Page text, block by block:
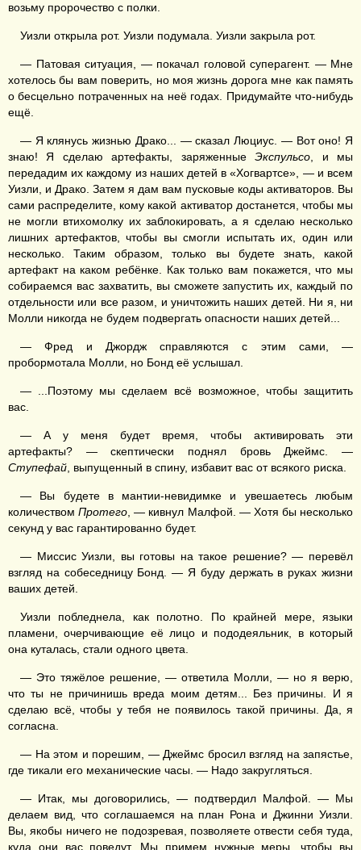
возьму пророчество с полки.
Уизли открыла рот. Уизли подумала. Уизли закрыла рот.
— Патовая ситуация, — покачал головой суперагент. — Мне
хотелось бы вам поверить, но моя жизнь дорога мне как память
о бесцельно потраченных на неё годах. Придумайте что-нибудь
ещё.
— Я клянусь жизнью Драко... — сказал Люциус. — Вот оно! Я
знаю! Я сделаю артефакты, заряженныеЭкспульсо , и мы
передадим их каждому из наших детей в «Хогвартсе», — и всем
Уизли, и Драко. Затем я дам вам пусковые коды активаторов. Вы
сами распределите, кому какой активатор достанется, чтобы мы
не могли втихомолку их заблокировать, а я сделаю несколько
лишних артефактов, чтобы вы смогли испытать их, один или
несколько. Таким образом, только вы будете знать, какой
артефакт на каком ребёнке. Как только вам покажется, что мы
собираемся вас захватить, вы сможете запустить их, каждый по
отдельности или все разом, и уничтожить наших детей. Ни я, ни
Молли никогда не будем подвергать опасности наших детей...
— Фред и Джордж справляются с этим сами, —
пробормотала Молли, но Бонд её услышал.
— ...Поэтому мы сделаем всё возможное, чтобы защитить
вас.
— А у меня будет время, чтобы активировать эти
артефакты? — скептически поднял бровь Джеймс. —
Ступефай , выпущенный в спину, избавит вас от всякого риска.
— Вы будете в мантии-невидимке и увешаетесь любым
количествомПротего , — кивнул Малфой. — Хотя бы несколько
секунд у вас гарантированно будет.
— Миссис Уизли, вы готовы на такое решение? — перевёл
взгляд на собеседницу Бонд. — Я буду держать в руках жизни
ваших детей.
Уизли побледнела, как полотно. По крайней мере, языки
пламени, очерчивающие её лицо и пододеяльник, в который
она куталась, стали одного цвета.
— Это тяжёлое решение, — ответила Молли, — но я верю,
что ты не причинишь вреда моим детям... Без причины. И я
сделаю всё, чтобы у тебя не появилось такой причины. Да, я
согласна.
— На этом и порешим, — Джеймс бросил взгляд на запястье,
где тикали его механические часы. — Надо закругляться.
— Итак, мы договорились, — подтвердил Малфой. — Мы
делаем вид, что соглашаемся на план Рона и Джинни Уизли.
Вы, якобы ничего не подозревая, позволяете отвести себя туда,
куда они вас поведут. Мы примем нужные меры, чтобы вы